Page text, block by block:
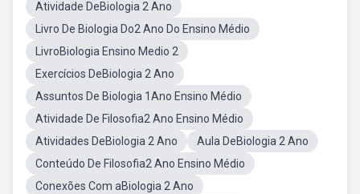
Atividade DeBiologia 2 Ano
Livro De Biologia Do2 Ano Do Ensino Médio
LivroBiologia Ensino Medio 2
Exercícios DeBiologia 2 Ano
Assuntos De Biologia 1Ano Ensino Médio
Atividade De Filosofia2 Ano Ensino Médio
Atividades DeBiologia 2 Ano
Aula DeBiologia 2 Ano
Conteúdo De Filosofia2 Ano Ensino Médio
Conexões Com aBiologia 2 Ano